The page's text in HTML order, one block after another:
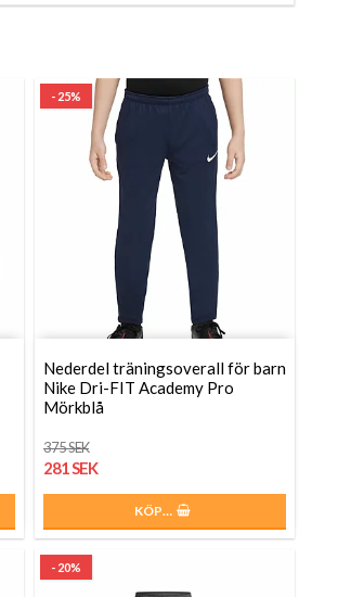
- 25%
Nederdel träningsoverall för barn
Nike Dri-FIT Academy Pro
Mörkblå
375 SEK
281 SEK
KÖP…
- 20%